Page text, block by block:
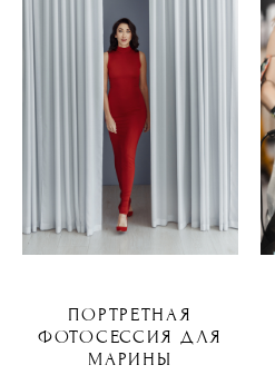
ПОРТРЕТНАЯ
ФОТОСЕССИЯ ДЛЯ
МАРИНЫ